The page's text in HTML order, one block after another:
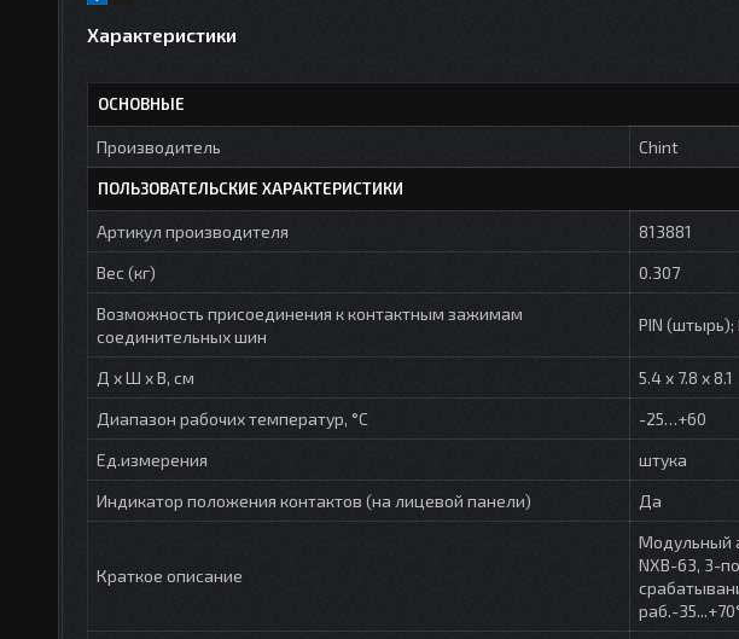
Характеристики
ОСНОВНЫЕ
Производитель Chint
ПОЛЬЗОВАТЕЛЬСКИЕ ХАРАКТЕРИСТИКИ
Артикул производителя
813881
Вес (кг)
0.307
Возможность присоединения к контактным зажимам
соединительных шин
PIN (штырь);
Д х Ш х В, см
5.4 x 7.8 x 8.1
Диапазон рабочих температур, °С
-25…+60
Ед.измерения
штука
Индикатор положения контактов (на лицевой панели)
Да
Краткое описание
Модульный
NXB-63, 3-
раб.-